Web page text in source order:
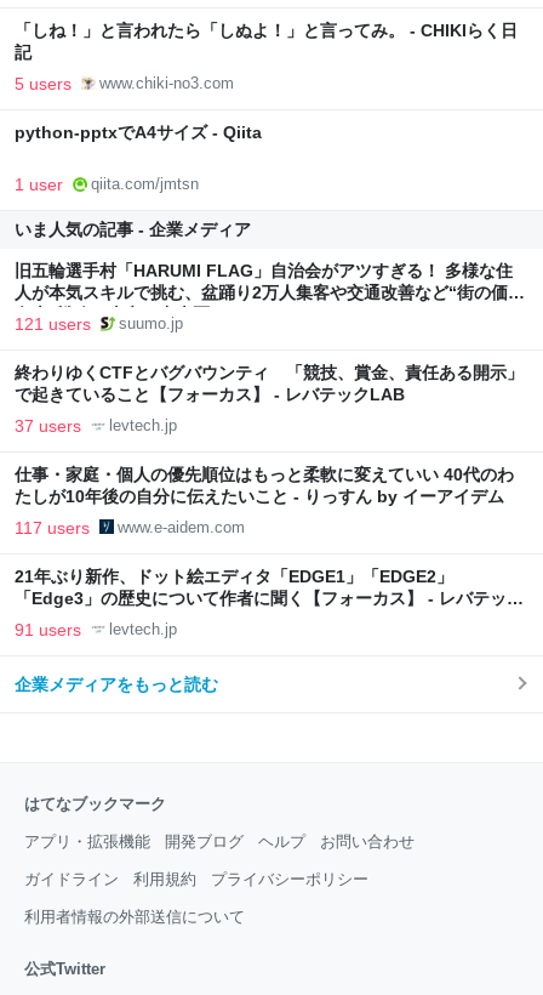
「しね！」と言われたら「しぬよ！」と言ってみ。 - CHIKIらく日
記
5 users www.chiki-no3.com
python-pptxでA4サイズ - Qiita
1 user qiita.com/jmtsn
いま人気の記事 - 企業メディア
旧五輪選手村「HARUMI FLAG」自治会がアツすぎる！ 多様な住
人が本気スキルで挑む、盆踊り2万人集客や交通改善など“街の価値
向上”戦略 東京・中央区
121 users suumo.jp
終わりゆくCTFとバグバウンティ 「競技、賞金、責任ある開示」
で起きていること【フォーカス】 - レバテックLAB
37 users levtech.jp
仕事・家庭・個人の優先順位はもっと柔軟に変えていい 40代のわ
たしが10年後の自分に伝えたいこと - りっすん by イーアイデム
117 users www.e-aidem.com
21年ぶり新作、ドット絵エディタ「EDGE1」「EDGE2」
「Edge3」の歴史について作者に聞く【フォーカス】 - レバテック
LAB
91 users levtech.jp
企業メディアをもっと読む
はてなブックマーク
アプリ・拡張機能 開発ブログ ヘルプ お問い合わせ
ガイドライン 利用規約 プライバシーポリシー
利用者情報の外部送信について
公式Twitter